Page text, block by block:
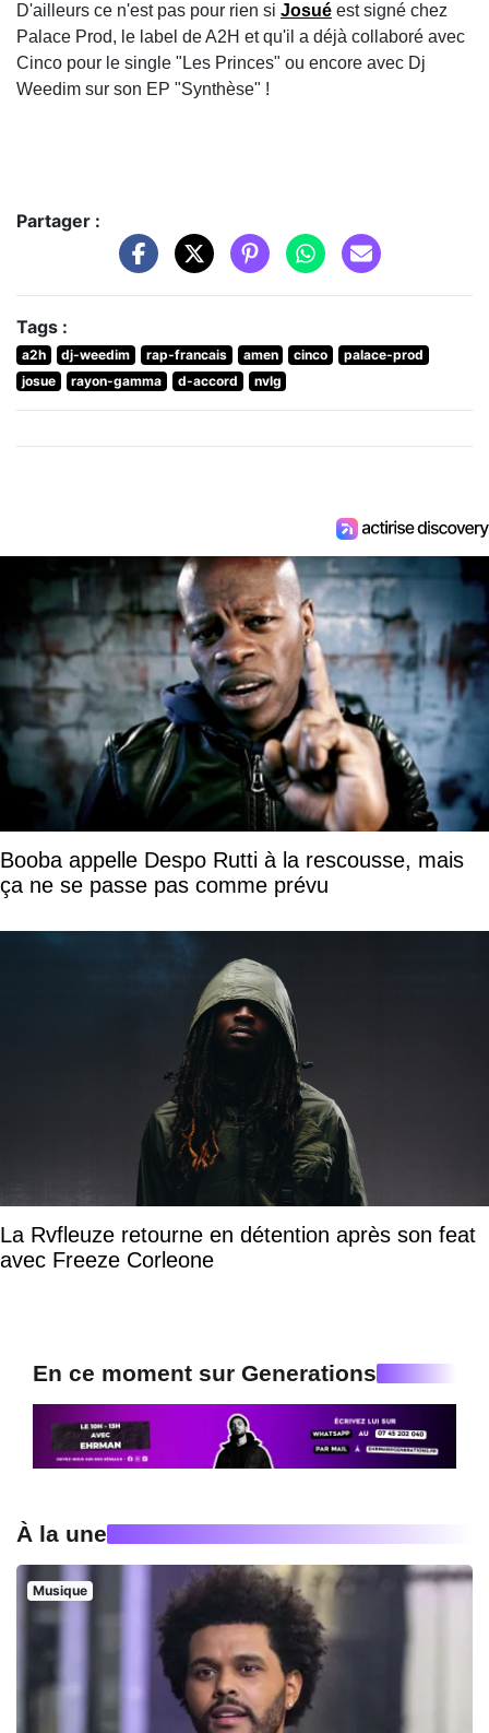
D'ailleurs ce n'est pas pour rien si Josué est signé chez
Palace Prod, le label de A2H et qu'il a déjà collaboré avec
Cinco pour le single "Les Princes" ou encore avec Dj
Weedim sur son EP "Synthèse" !
Partager :
Tags :
a2h dj-weedim rap-francais amen cinco
palace-prod
josue
rayon-gamma d-accord nvlg
Booba appelle Despo Rutti à la rescousse, mais
ça ne se passe pas comme prévu
La Rvfleuze retourne en détention après son feat
avec Freeze Corleone
En ce moment sur Generations
À la une
Musique